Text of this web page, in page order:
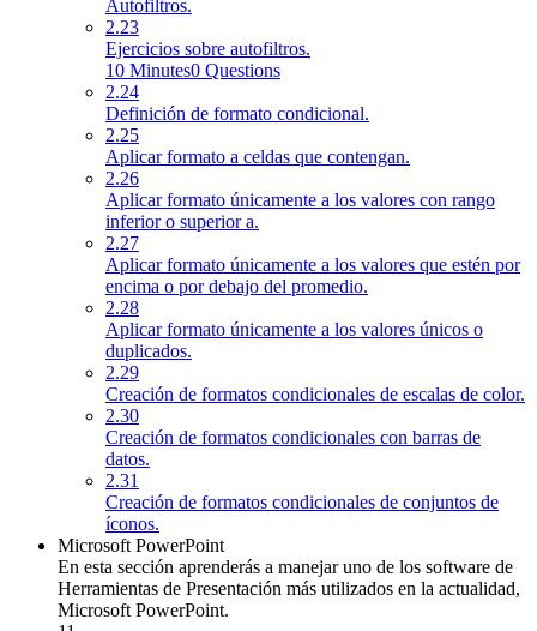
Autofiltros.
2.23
Ejercicios sobre autofiltros.
10 Minutes0 Questions
2.24
Definición de formato condicional.
2.25
Aplicar formato a celdas que contengan.
2.26
Aplicar formato únicamente a los valores con rango
inferior o superior a.
2.27
Aplicar formato únicamente a los valores que estén por
encima o por debajo del promedio.
2.28
Aplicar formato únicamente a los valores únicos o
duplicados.
2.29
Creación de formatos condicionales de escalas de color.
2.30
Creación de formatos condicionales con barras de
datos.
2.31
Creación de formatos condicionales de conjuntos de
íconos.
Microsoft PowerPoint
En esta sección aprenderás a manejar uno de los software de
Herramientas de Presentación más utilizados en la actualidad,
Microsoft PowerPoint.